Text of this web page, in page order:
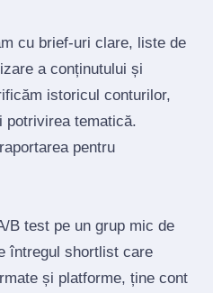
cu brief‑uri clare, liste de
a conținutului și
istoricul conturilor,
potrivirea tematică.
pentru
B test pe un grup mic de
întregul shortlist care
și platforme, ține cont